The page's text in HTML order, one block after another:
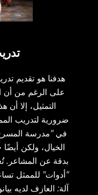
هدفنا هو تقديم
على الرغم من أن
التمثيل، إلا
ضرورية لتدريب
في "مدرسة
الخيال، ولكن
بدقة عن المشاعر.
"أدوات" للممثل
آلة: العازف لديه